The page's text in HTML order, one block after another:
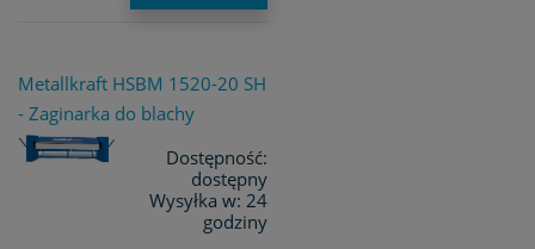
Metallkraft HSBM 1520-20 SH
- Zaginarka do blachy
Dostępność:
dostępny
Wysyłka w: 24
godziny